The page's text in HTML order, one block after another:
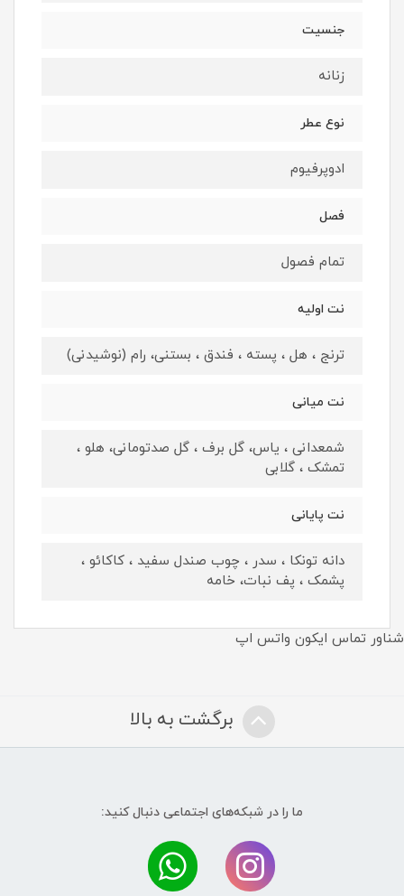
جنسيت
زنانه
نوع عطر
ادوپرفيوم
فصل
تمام فصول
نت اوليه
ترنج ، هل ، پسته ، فندق ، بستنی، رام (نوشیدنی)
نت ميانى
شمعدانی ، یاس، گل برف ، گل صدتومانی، هلو ،
تمشک ، گلابی
نت پايانى
دانه تونکا ، سدر ، چوب صندل سفید ، کاکائو ،
پشمک ، پف نبات، خامه
شناور تماس ایکون واتس اپ
برگشت به بالا
ما را در شبکه‌های اجتماعی دنبال کنید: